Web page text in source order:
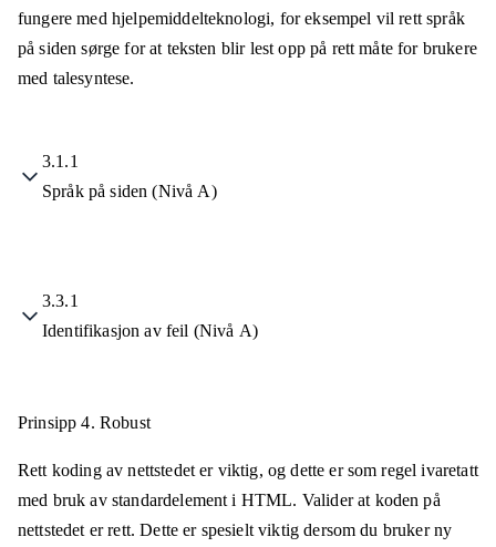
fungere med hjelpemiddelteknologi, for eksempel vil rett språk
på siden sørge for at teksten blir lest opp på rett måte for brukere
med talesyntese.
3.1.1
Språk på siden (Nivå A)
3.3.1
Identifikasjon av feil (Nivå A)
Prinsipp 4. Robust
Rett koding av nettstedet er viktig, og dette er som regel ivaretatt
med bruk av standardelement i HTML. Valider at koden på
nettstedet er rett. Dette er spesielt viktig dersom du bruker ny